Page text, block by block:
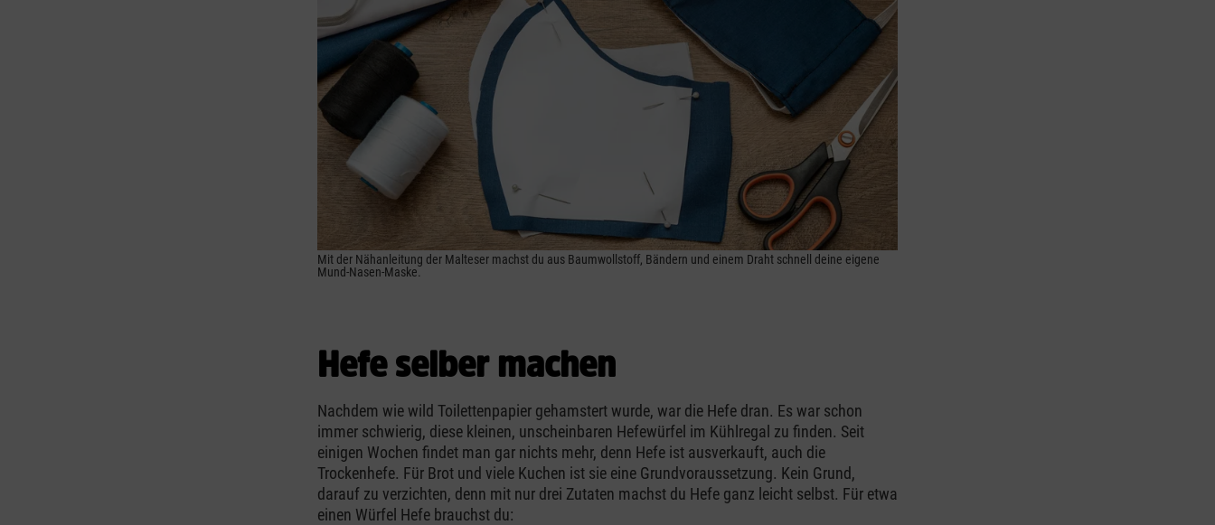
Mit der Nähanleitung der Malteser machst du aus Baumwollstoff, Bändern und einem Draht schnell deine eigene
Mund-Nasen-Maske.
Hefe selber machen
Nachdem wie wild Toilettenpapier gehamstert wurde, war die Hefe dran. Es war schon
immer schwierig, diese kleinen, unscheinbaren Hefewürfel im Kühlregal zu finden. Seit
einigen Wochen findet man gar nichts mehr, denn Hefe ist ausverkauft, auch die
Trockenhefe. Für Brot und viele Kuchen ist sie eine Grundvoraussetzung. Kein Grund,
darauf zu verzichten, denn mit nur drei Zutaten machst du Hefe ganz leicht selbst. Für etwa
einen Würfel Hefe brauchst du: